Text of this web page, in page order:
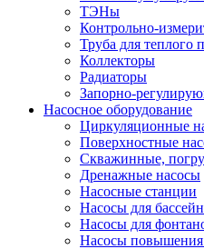
ТЭНы
Контрольно-
Труба для теплого
Коллекторы
Радиаторы
Запорно-
Насосное оборудование
Циркуляционные
Поверхностные
Скважинные,
Дренажные насосы
Насосные станции
Насосы для
Насосы для
Насосы повышения